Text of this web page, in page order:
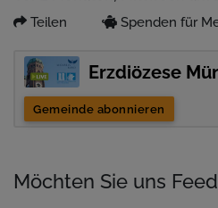
Teilen Spenden für
Erzdiözese
Gemeinde abonnieren
Möchten Sie uns